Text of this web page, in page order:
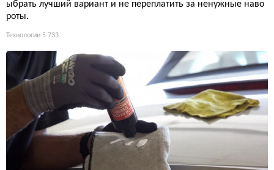
ыбрать лучший вариант и не переплатить за ненужные наво
роты.
Технологии 5 733